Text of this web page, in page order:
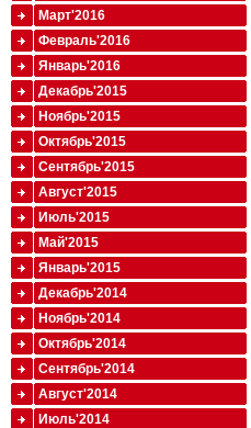
Март'2016
Февраль'2016
Январь'2016
Декабрь'2015
Ноябрь'2015
Октябрь'2015
Сентябрь'2015
Август'2015
Июль'2015
Май'2015
Январь'2015
Декабрь'2014
Ноябрь'2014
Октябрь'2014
Сентябрь'2014
Август'2014
Июль'2014